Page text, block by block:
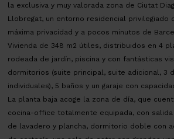
la exclusiva y muy valorada zona de Ciutat
Llobregat, un entorno residencial privilegiado
máxima privacidad y a pocos minutos de
Vivienda de 348 m2 útiles, distribuidos en 4
rodeada de jardín, piscina y con fantásticas
dormitorios (suite principal, suite adicional, 3
individuales), 5 baños y un garaje con
La planta baja acoge la zona de día, que
cocina-office totalmente equipada, con
de lavadero y plancha, dormitorio doble con